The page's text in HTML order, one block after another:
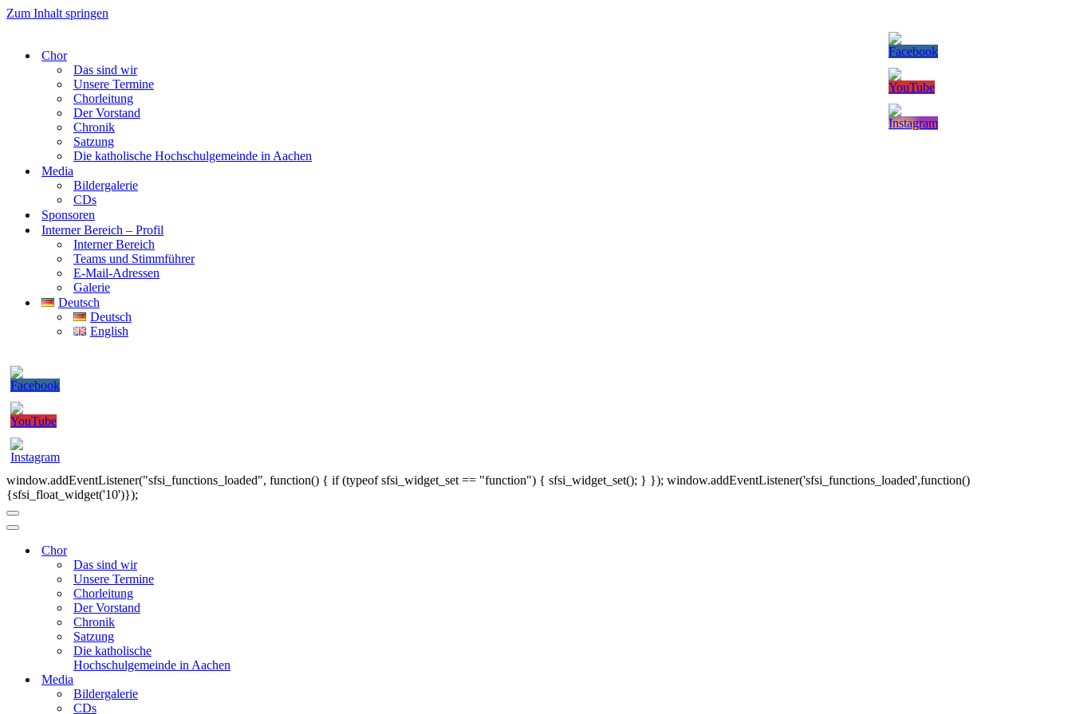
Zum Inhalt springen
Chor
Das sind wir
Unsere Termine
Chorleitung
Der Vorstand
Chronik
Satzung
Die katholische Hochschulgemeinde in Aachen
Media
Bildergalerie
CDs
Sponsoren
Interner Bereich – Profil
Interner Bereich
Teams und Stimmführer
E-Mail-Adressen
Galerie
Deutsch
Deutsch
English
window.addEventListener("sfsi_functions_loaded", function() { if (typeof sfsi_widget_set == "function") { sfsi_widget_set(); } }); window.addEventListener('sfsi_functions_loaded',function()
{sfsi_float_widget('10')});
Navigationsmenü
Navigationsmenü
Chor
Das sind wir
Unsere Termine
Chorleitung
Der Vorstand
Chronik
Satzung
Die katholische
Hochschulgemeinde in Aachen
Media
Bildergalerie
CDs